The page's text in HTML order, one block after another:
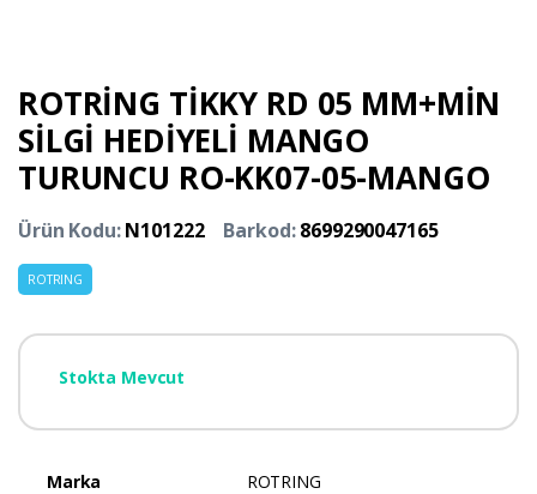
ROTRİNG TİKKY RD 05 MM+MİN
SİLGİ HEDİYELİ MANGO
TURUNCU RO-KK07-05-MANGO
Ürün Kodu:N101222 Barkod:8699290047165
ROTRING
Stokta Mevcut
Marka ROTRING